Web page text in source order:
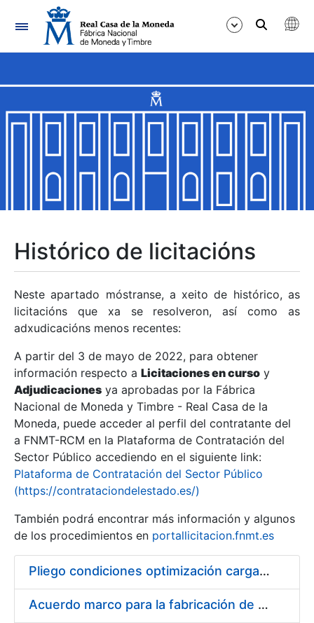
Navegación
Mostrar/Ocultar
Mostrar/Ocultar
Mostrar/Ocultar
Mostrar/Ocultar
Mostrar/Ocultar
Mostrar/Ocultar
Mostrar/Ocultar
Histórico de licitacións
Neste apartado móstranse, a xeito de histórico, as
licitacións que xa se resolveron, así como as
adxudicacións menos recentes:
A partir del 3 de mayo de 2022, para obtener
información respecto a Licitaciones en curso y
Adjudicaciones ya aprobadas por la Fábrica
Nacional de Moneda y Timbre - Real Casa de la
Moneda, puede acceder al perfil del contratante del
a FNMT-RCM en la Plataforma de Contratación del
Sector Público accediendo en el siguiente link:
Plataforma de Contratación del Sector Público
(https://contrataciondelestado.es/)
También podrá encontrar más información y algunos
de los procedimientos en portallicitacion.fnmt.es
Pliego condiciones optimización cargas compras firmado
Acuerdo marco para la fabricación de piezas